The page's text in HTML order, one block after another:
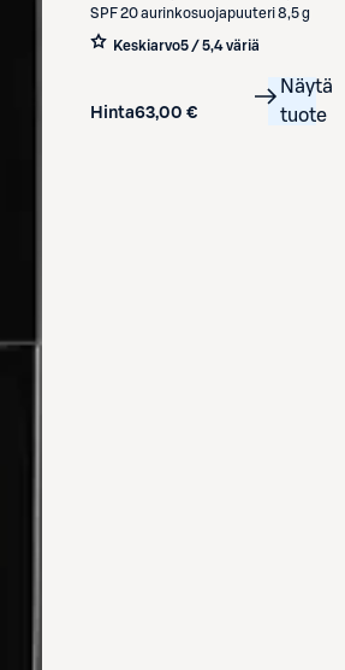
SPF 20 aurinkosuojapuuteri 8,5 g
Keskiarvo5 / 5,4 väriä
Hinta63,00 €
Näytä
tuote